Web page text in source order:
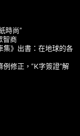
時尚”
智商
集》出書：在地球的各
修正，“K字簽證”解